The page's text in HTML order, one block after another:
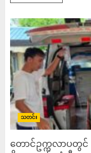
သတင်း
တောင်ဥက္ကလာပ